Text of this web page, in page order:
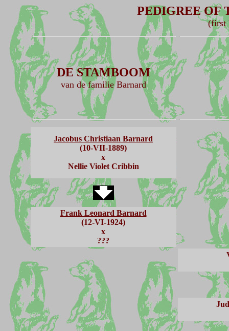
PEDIGREE OF
(first
DE STAMBOOM
van de familie Barnard
Jacobus Christiaan Barnard
(10-VII-1889)
x
Nellie Violet Cribbin
Frank Leonard Barnard
(12-VI-1924)
x
???